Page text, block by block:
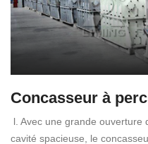
Concasseur à
l. Avec une grande ouverture
cavité spacieuse, le